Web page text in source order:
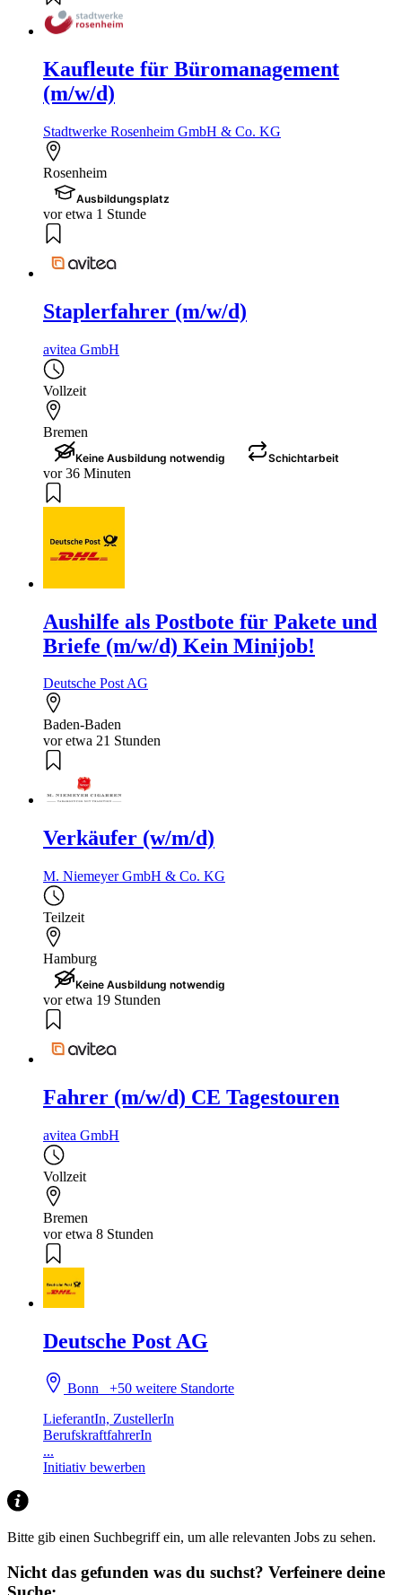
Kaufleute für Büromanagement
(m/w/d)
Stadtwerke Rosenheim GmbH & Co. KG
Rosenheim
Ausbildungsplatz
vor etwa 1 Stunde
Staplerfahrer (m/w/d)
avitea GmbH
Vollzeit
Bremen
Keine Ausbildung notwendig Schichtarbeit
vor 36 Minuten
Aushilfe als Postbote für Pakete und
Briefe (m/w/d) Kein Minijob!
Deutsche Post AG
Baden-Baden
vor etwa 21 Stunden
Verkäufer (w/m/d)
M. Niemeyer GmbH & Co. KG
Teilzeit
Hamburg
Keine Ausbildung notwendig
vor etwa 19 Stunden
Fahrer (m/w/d) CE Tagestouren
avitea GmbH
Vollzeit
Bremen
vor etwa 8 Stunden
Deutsche Post AG
Bonn+50 weitere Standorte
LieferantIn, ZustellerIn
BerufskraftfahrerIn
...
Initiativ bewerben
Bitte gib einen Suchbegriff ein, um alle relevanten Jobs zu sehen.
Nicht das gefunden was du suchst? Verfeinere deine